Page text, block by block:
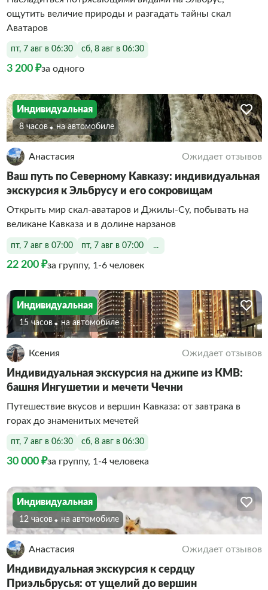
ощутить величие природы и разгадать тайны скал
Аватаров
пт, 7 авг в 06:30 сб, 8 авг в 06:30
3 200 ₽за одного
Индивидуальная
8 часов На автомобиле
Анастасия Ожидает отзывов
Ваш путь по Северному Кавказу: индивидуальная
экскурсия к Эльбрусу и его сокровищам
Открыть мир скал‑аватаров и Джилы‑Су, побывать на
великане Кавказа и в долине нарзанов
пт, 7 авг в 07:00 пт, 7 авг в 07:00 ...
22 200 ₽за группу, 1-6 человек
Индивидуальная
15 часов На автомобиле
Ксения Ожидает отзывов
Индивидуальная экскурсия на джипе из КМВ:
башня Ингушетии и мечети Чечни
Путешествие вкусов и вершин Кавказа: от завтрака в
горах до знаменитых мечетей
пт, 7 авг в 06:30 сб, 8 авг в 06:30
30 000 ₽за группу, 1-4 человека
Индивидуальная
12 часов На автомобиле
Анастасия Ожидает отзывов
Индивидуальная экскурсия к сердцу
Приэльбрусья: от ущелий до вершин